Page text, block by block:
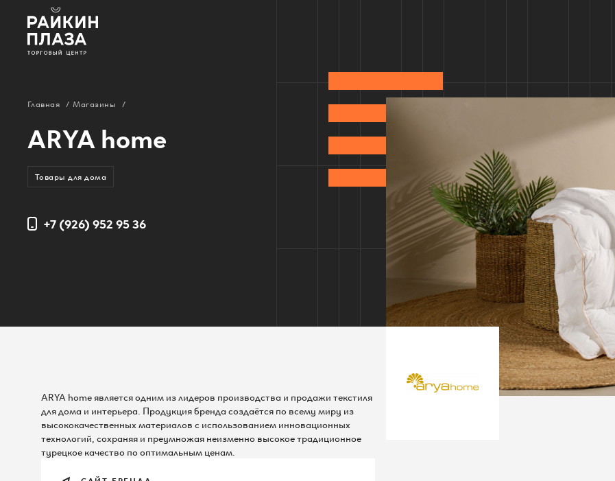
Арендаторам
Вакансии
Магазины
Еда
Услуги и сервисы
Развлечения
Новости
info@raikinplaza.ru
По всем вопросам
КАК ДОБРАТЬСЯ
Главная / Магазины /
ARYA home
Товары для дома
+7 (926) 952 95 36
ARYA home является одним из лидеров производства и продажи текстиля
для дома и интерьера. Продукция бренда создаётся по всему миру из
высококачественных материалов с использованием инновационных
технологий, сохраняя и преумножая неизменно высокое традиционное
турецкое качество по оптимальным ценам.